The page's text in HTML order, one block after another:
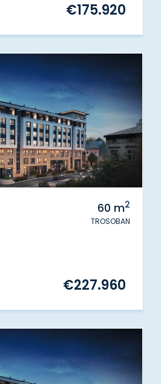
€175.920
60 m2
TROSOBAN
€227.960